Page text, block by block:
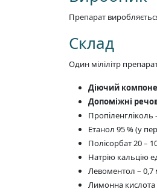
Препарат
Склад
Один мілілітр
Діючий
Допоміжні
Пропіленгліколь
Етанол 95 % (у
Полісорбат 20 –
Натрію кальцію
Левоментол – 0,7
Лимонна кислота